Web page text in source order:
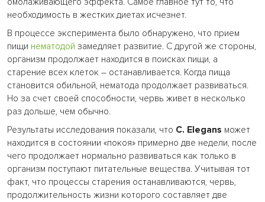
необходимость в жестких диетах исчезнет.
В процессе эксперимента было обнаружено, что прием
пищи нематодой замедляет развитие. С другой же стороны,
организм продолжает находится в поисках пищи, а
старение всех клеток – останавливается. Когда пища
становится обильной, нематода продолжает развиваться.
Но за счет своей способности, червь живет в несколько
раз дольше, чем обычно.
Результаты исследования показали, что C. Elegans может
находится в состоянии «покоя» примерно две недели, после
чего продолжает нормально развиваться как только в
организм поступают питательные вещества. Учитывая тот
факт, что процессы старения останавливаются, червь,
продолжительность жизни которого составляет две